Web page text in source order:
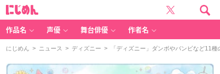
作品名 声優 舞台俳優 作者名
にじめん > ニュース > ディズニー > 「ディズニー」ダンボやバンビなど11種